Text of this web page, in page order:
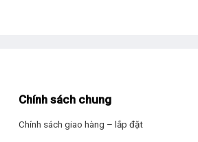
Chính sách chung
Chính sách giao hàng – lắp đặt